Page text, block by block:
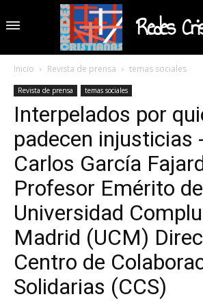
Redes
Inicio Revista de prensa temas sociales
Revista de prensa temas sociales
Interpelados por
padecen injusticias
Carlos García
Profesor Emérito
Universidad
Madrid (UCM)
Centro de
Solidarias (CCS)